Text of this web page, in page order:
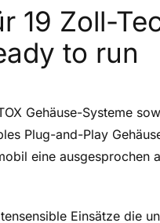
19 Zoll-
to run
Gehäuse-Systeme
Plug-and-Play
eine ausgesprochen
Einsätze die